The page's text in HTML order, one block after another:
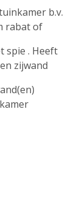
b.v.
rabat of
spie . Heeft
zijwand